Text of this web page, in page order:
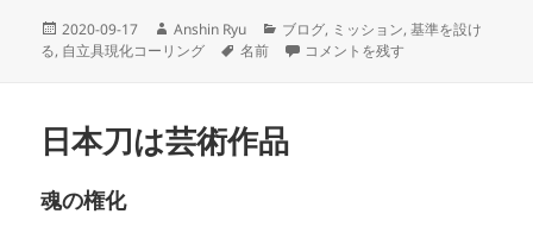
投
稿
2020-09-17
作
成
Anshin Ryu
カ
テ
ブログ, ミッション,基準を設け
る, 自立具現化コーリング
タ
名前 名前の起源 に
コメントを残す
日本刀は芸術作品
魂の権化